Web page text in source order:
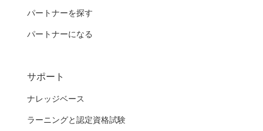
パートナーを探す
パートナーになる
サポート
ナレッジベース
ラーニングと認定資格試験